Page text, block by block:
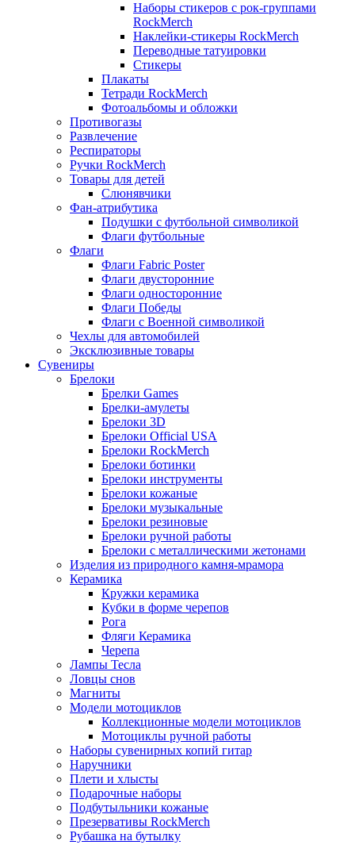
Наборы стикеров с рок-группами
RockMerch
Наклейки-стикеры RockMerch
Переводные татуировки
Стикеры
Плакаты
Тетради RockMerch
Фотоальбомы и обложки
Противогазы
Развлечение
Респираторы
Ручки RockMerch
Товары для детей
Слюнявчики
Фан-атрибутика
Подушки с футбольной символикой
Флаги футбольные
Флаги
Флаги Fabric Poster
Флаги двусторонние
Флаги односторонние
Флаги Победы
Флаги с Военной символикой
Чехлы для автомобилей
Эксклюзивные товары
Сувениры
Брелоки
Брелки Games
Брелки-амулеты
Брелоки 3D
Брелоки Official USA
Брелоки RockMerch
Брелоки ботинки
Брелоки инструменты
Брелоки кожаные
Брелоки музыкальные
Брелоки резиновые
Брелоки ручной работы
Брелоки с металлическими жетонами
Изделия из природного камня-мрамора
Керамика
Кружки керамика
Кубки в форме черепов
Рога
Фляги Керамика
Черепа
Лампы Тесла
Ловцы снов
Магниты
Модели мотоциклов
Коллекционные модели мотоциклов
Мотоциклы ручной работы
Наборы сувенирных копий гитар
Наручники
Плети и хлысты
Подарочные наборы
Подбутыльники кожаные
Презервативы RockMerch
Рубашка на бутылку